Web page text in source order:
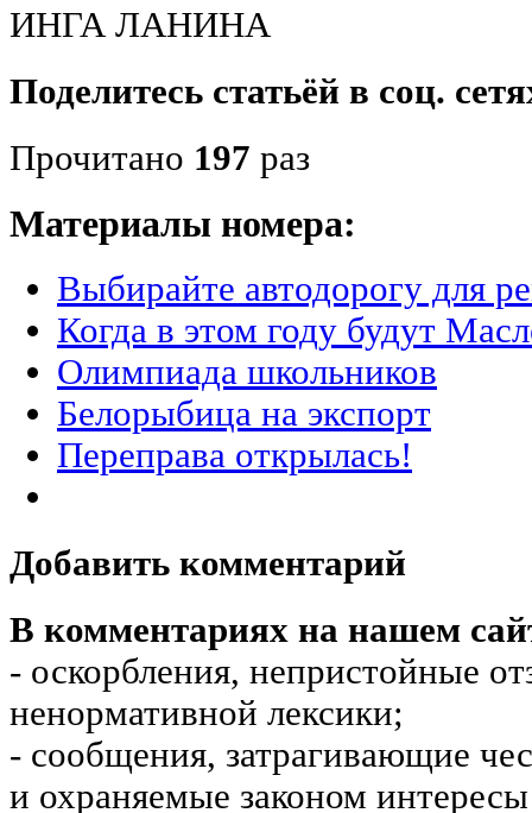
ИНГА ЛАНИНА
Поделитесь статьёй в соц.
Прочитано 197 раз
Материалы номера:
Выбирайте автодорогу для
Когда в этом году будут
Олимпиада школьников
Белорыбица на экспорт
Переправа открылась!
Добавить комментарий
В комментариях на нашем
- оскорбления, непристойные
ненормативной лексики;
- сообщения, затрагивающие
и охраняемые законом